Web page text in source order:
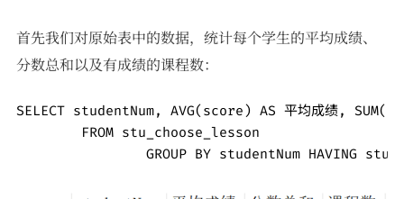
首先我们对原始表中的数据，统计每个学生的平均成绩、
分数总和以及有成绩的课程数：
SELECT studentNum, AVG(score) AS 平均成绩,